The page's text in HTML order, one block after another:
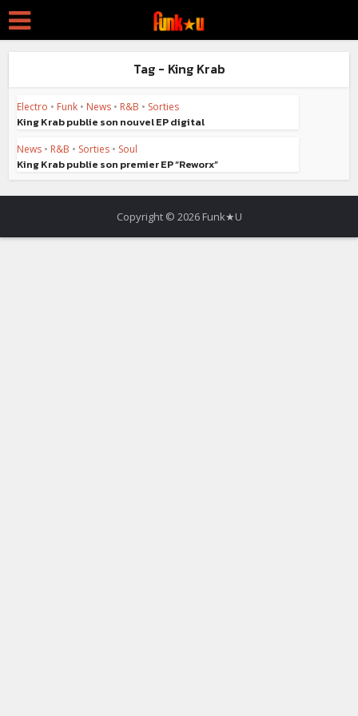
Tag - King Krab
Electro • Funk • News • R&B • Sorties
King Krab publie son nouvel EP digital
News • R&B • Sorties • Soul
King Krab publie son premier EP “Reworx”
Copyright © 2026 Funk★U